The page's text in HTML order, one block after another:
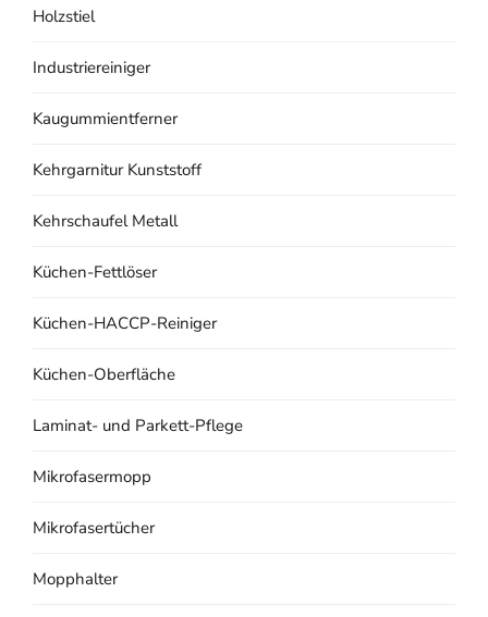
Holzstiel
Industriereiniger
Kaugummientferner
Kehrgarnitur Kunststoff
Kehrschaufel Metall
Küchen-Fettlöser
Küchen-HACCP-Reiniger
Küchen-Oberfläche
Laminat- und Parkett-Pflege
Mikrofasermopp
Mikrofasertücher
Mopphalter